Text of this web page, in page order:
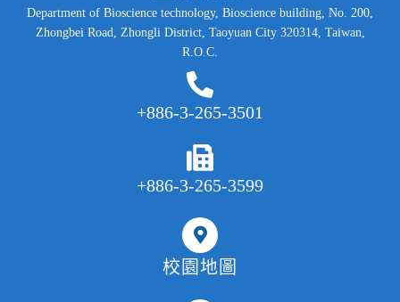
Department of Bioscience technology, Bioscience building, No. 200,
Zhongbei Road, Zhongli District, Taoyuan City 320314, Taiwan,
R.O.C.
+886-3-265-3501
+886-3-265-3599
校園地圖